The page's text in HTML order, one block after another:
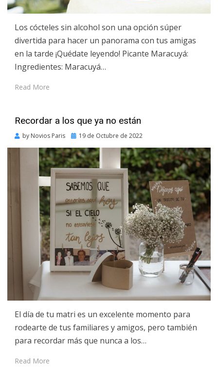
Los cócteles sin alcohol son una opción súper
divertida para hacer un panorama con tus amigas
en la tarde ¡Quédate leyendo! Picante Maracuyá:
Ingredientes: Maracuyá…
Read More
Recordar a los que ya no están
by Novios Paris
Posted
19 de Octubre de 2022
El día de tu matri es un excelente momento para
rodearte de tus familiares y amigos, pero también
para recordar más que nunca a los…
Read More